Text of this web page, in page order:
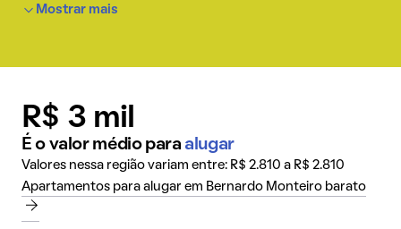
Mostrar mais
R$ 3 mil
É o valor médio para alugar
Valores nessa região variam entre: R$ 2.810 a R$ 2.810
Apartamentos para alugar em Bernardo Monteiro barato